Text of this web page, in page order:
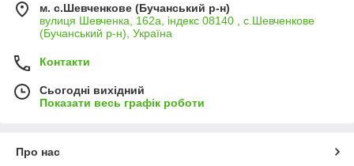
м. с.Шевченкове (Бучанський р-н)
вулиця Шевченка, 162а, індекс 08140 , с.Шевченкове
(Бучанський р-н), Україна
Контакти
Сьогодні вихідний
Показати весь графік роботи
Про нас